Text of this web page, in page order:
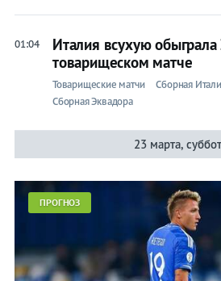
01:04
Италия всухую
товарищеском матче
Товарищеские матчи Сборная
Сборная Эквадора
23 марта,
ПРОГНОЗ